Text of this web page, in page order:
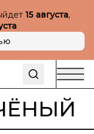
15 августа,